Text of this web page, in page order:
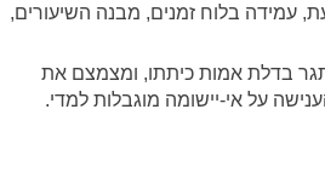
עמידה בלוח זמנים, מבנה השיעורים,
בדלת אמות כיתתו, ומצמצם את
על אי-יישומה מוגבלות למדי.